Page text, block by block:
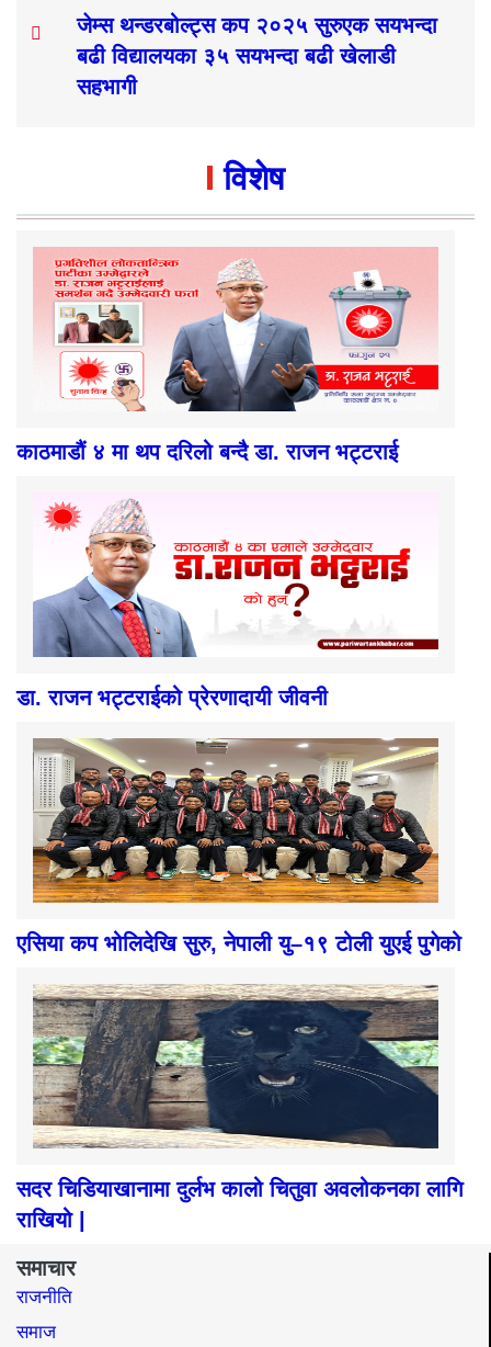
जेम्स थन्डरबोल्ट्स कप २०२५ सुरुएक सयभन्दा
बढी विद्यालयका ३५ सयभन्दा बढी खेलाडी
सहभागी
विशेष
काठमाडौं ४ मा थप दरिलो बन्दै डा. राजन भट्टराई
डा. राजन भट्टराईको प्रेरणादायी जीवनी
एसिया कप भोलिदेखि सुरु, नेपाली यु–१९ टोली युएई पुगेको
सदर चिडियाखानामा दुर्लभ कालो चितुवा अवलोकनका लागि
राखियो |
समाचार
राजनीति
समाज​